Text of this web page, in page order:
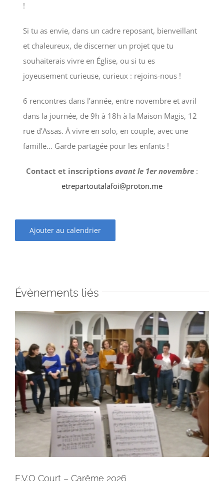
!
Si tu as envie, dans un cadre reposant, bienveillant
et chaleureux, de discerner un projet que tu
souhaiterais vivre en Église, ou si tu es
joyeusement curieuse, curieux : rejoins-nous !
6 rencontres dans l’année, entre novembre et avril
dans la journée, de 9h à 18h à la Maison Magis, 12
rue d’Assas. À vivre en solo, en couple, avec une
famille… Garde partagée pour les enfants !
Contact et inscriptions avant le 1er novembre :
etrepartoutalafoi@proton.me
Ajouter au calendrier
Évènements liés
E.V.O Court – Carême 2026